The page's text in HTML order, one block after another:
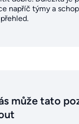
napříč týmy a
může tato